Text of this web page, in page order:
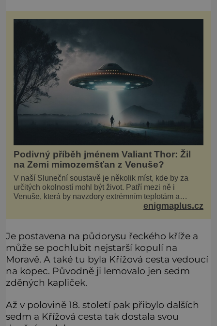
Podivný příběh jménem Valiant Thor: Žil
na Zemi mimozemšťan z Venuše?
V naší Sluneční soustavě je několik míst, kde by za
určitých okolností mohl být život. Patří mezi ně i
Venuše, která by navzdory extrémním teplotám a
smrtícímu složení atmosféry teoreticky mohla ukrývat
enigmaplus.cz
Je postavena na půdorysu řeckého kříže a
může se pochlubit nejstarší kopulí na
Moravě. A také tu byla Křížová cesta vedoucí
na kopec. Původně ji lemovalo jen sedm
zděných kapliček.
Až v polovině 18. století pak přibylo dalších
sedm a Křížová cesta tak dostala svou